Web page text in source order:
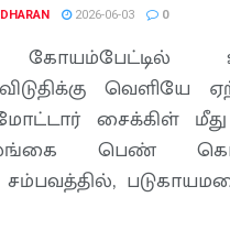
2026-06-03 0
வெளியே
சைக்கிள்
பெண்